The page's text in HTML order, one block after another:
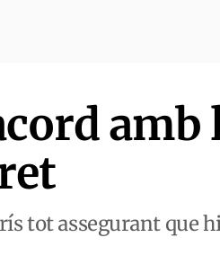
amb
tot assegurant que